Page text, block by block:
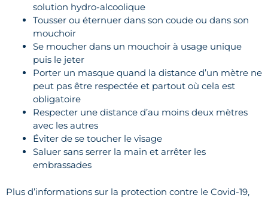
solution hydro-alcoolique
Tousser ou éternuer dans son coude ou dans son
mouchoir
Se moucher dans un mouchoir à usage unique
puis le jeter
Porter un masque quand la distance d’un mètre ne
peut pas être respectée et partout où cela est
obligatoire
Respecter une distance d’au moins deux mètres
avec les autres
Éviter de se toucher le visage
Saluer sans serrer la main et arrêter les
embrassades
Plus d’informations sur la protection contre le Covid-19,